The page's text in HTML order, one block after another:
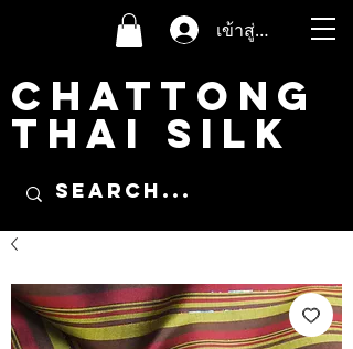
เข้าสู่ระบบ
CHATTONG
THAI SILK